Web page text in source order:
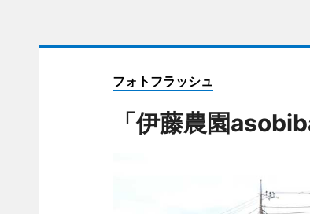
フォトフラッシュ
「伊藤農園